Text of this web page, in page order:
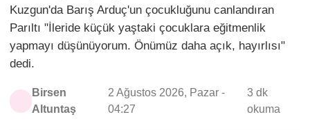
Kuzgun'da Barış Arduç'un çocukluğunu canlandıran
Parıltı "İleride küçük yaştaki çocuklara eğitmenlik
yapmayı düşünüyorum. Önümüz daha açık, hayırlısı"
dedi.
Birsen
Altuntaş
2 Ağustos 2026, Pazar -
04:27
3 dk
okuma